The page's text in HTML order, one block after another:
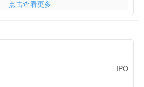
钦定的年度最佳 | 中国出海秀
对哪些棋牌出海运营商有影响？
点击查看更多
IPO